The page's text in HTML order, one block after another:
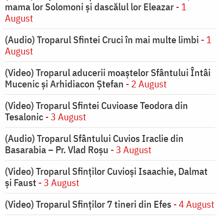
mama lor Solomoni și dascălul lor Eleazar- 1
August
(Audio) Troparul Sfintei Cruci în mai multe limbi - 1
August
(Video) Troparul aducerii moaștelor Sfântului Întâi
Mucenic și Arhidiacon Ștefan - 2 August
(Video) Troparul Sfintei Cuvioase Teodora din
Tesalonic- 3 August
(Audio) Troparul Sfântului Cuvios Iraclie din
Basarabia – Pr. Vlad Roșu - 3 August
(Video) Troparul Sfinților Cuvioși Isaachie, Dalmat
și Faust - 3 August
(Video) Troparul Sfinților 7 tineri din Efes - 4 August